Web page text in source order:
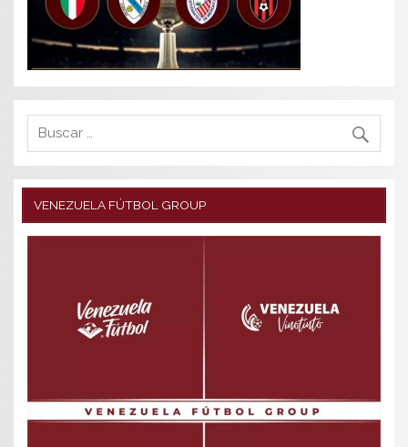
VENEZUELA FÚTBOL GROUP